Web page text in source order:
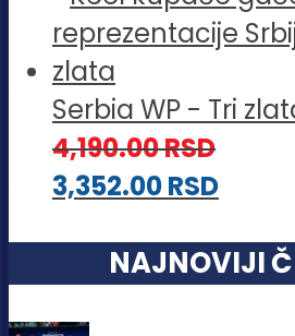
Serbia WP - Tri
4,190.00RSD
3,352.00RSD
NAJNOVIJI